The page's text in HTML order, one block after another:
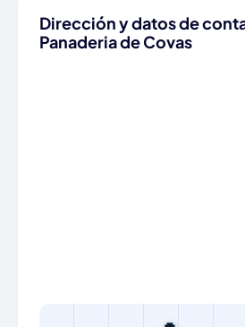
Dirección y datos de
Panaderia de Covas